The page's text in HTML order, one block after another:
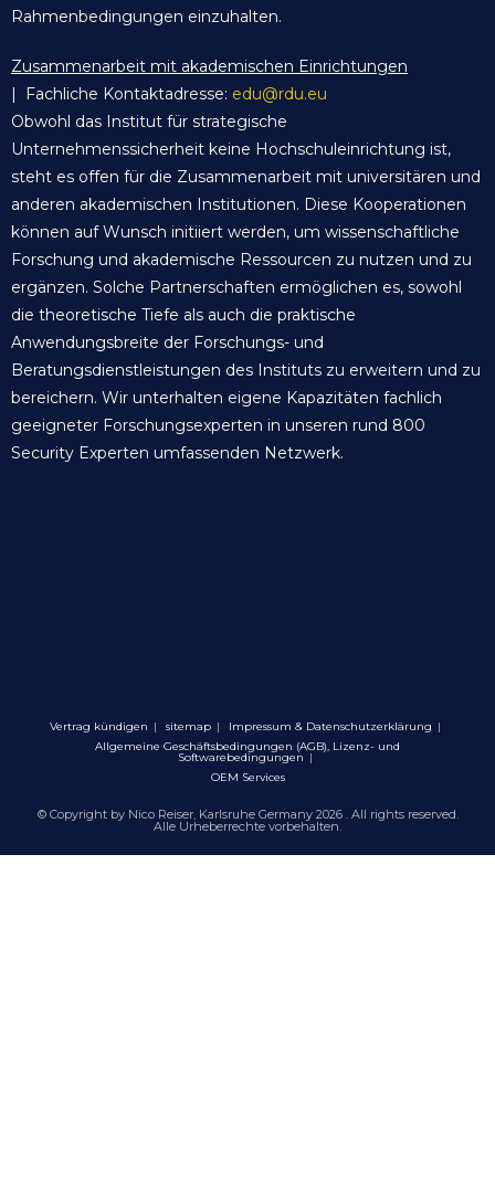
Rahmenbedingungen einzuhalten.
Zusammenarbeit mit akademischen Einrichtungen
| Fachliche Kontaktadresse: edu@rdu.eu
Obwohl das Institut für strategische
Unternehmenssicherheit keine Hochschuleinrichtung ist,
steht es offen für die Zusammenarbeit mit universitären und
anderen akademischen Institutionen. Diese Kooperationen
können auf Wunsch initiiert werden, um wissenschaftliche
Forschung und akademische Ressourcen zu nutzen und zu
ergänzen. Solche Partnerschaften ermöglichen es, sowohl
die theoretische Tiefe als auch die praktische
Anwendungsbreite der Forschungs- und
Beratungsdienstleistungen des Instituts zu erweitern und zu
bereichern. Wir unterhalten eigene Kapazitäten fachlich
geeigneter Forschungsexperten in unseren rund 800
Security Experten umfassenden Netzwerk.
Vertrag kündigen sitemap
Impressum & Datenschutzerklärung
Allgemeine Geschäftsbedingungen (AGB), Lizenz- und
Softwarebedingungen
OEM Services
© Copyright by Nico Reiser, Karlsruhe Germany 2026 . All rights reserved.
Alle Urheberrechte vorbehalten.